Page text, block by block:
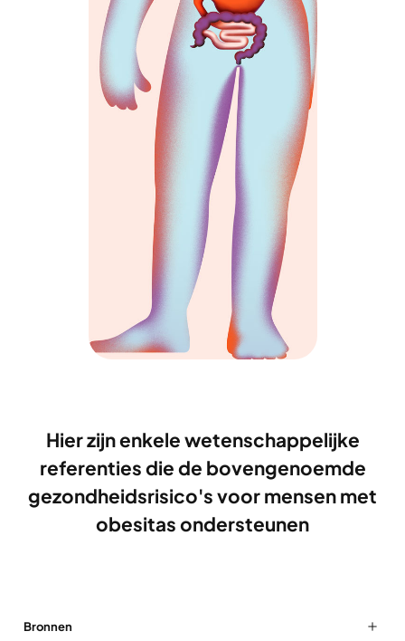
Hier zijn enkele wetenschappelijke
referenties die de bovengenoemde
gezondheidsrisico's voor mensen met
obesitas ondersteunen
Bronnen